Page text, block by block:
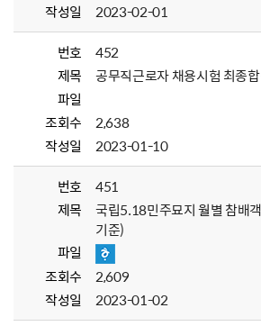
작성일
2023-02-01
번호
452
제목
공무직근로자 채용시험 최종
파일
조회수
2,638
작성일
2023-01-10
번호
451
제목
국립5.18민주묘지 월별 참배
기준)
파일
조회수
2,609
작성일
2023-01-02